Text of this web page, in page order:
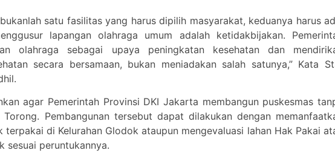
satu fasilitas yang harus dipilih masyarakat, keduanya harus
lapangan olahraga umum adalah ketidakbijakan.
olahraga sebagai upaya peningkatan kesehatan dan
secara bersamaan, bukan meniadakan salah satunya,” Kata
agar Pemerintah Provinsi DKI Jakarta membangun puskesmas
Pembangunan tersebut dapat dilakukan dengan
di Kelurahan Glodok ataupun mengevaluasi lahan Hak Pakai
sesuai peruntukannya.